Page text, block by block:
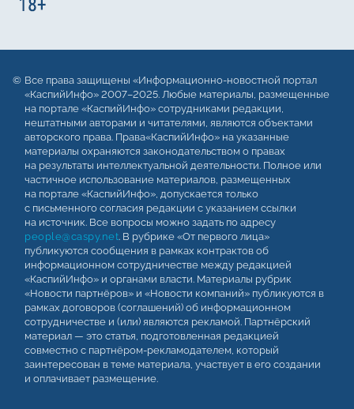
Все права защищены «Информационно-новостной портал
«КаспийИнфо» 2007–2025. Любые материалы, размещенные
на портале «КаспийИнфо» сотрудниками редакции,
нештатными авторами и читателями, являются объектами
авторского права. Права«КаспийИнфо» на указанные
материалы охраняются законодательством о правах
на результаты интеллектуальной деятельности. Полное или
частичное использование материалов, размещенных
на портале «КаспийИнфо», допускается только
с письменного согласия редакции с указанием ссылки
на источник. Все вопросы можно задать по адресу
people@caspy.net. В рубрике «От первого лица»
публикуются сообщения в рамках контрактов об
информационном сотрудничестве между редакцией
«КаспийИнфо» и органами власти. Материалы рубрик
«Новости партнёров» и «Новости компаний» публикуются в
рамках договоров (соглашений) об информационном
сотрудничестве и (или) являются рекламой. Партнёрский
материал — это статья, подготовленная редакцией
совместно с партнёром-рекламодателем, который
заинтересован в теме материала, участвует в его создании
и оплачивает размещение.